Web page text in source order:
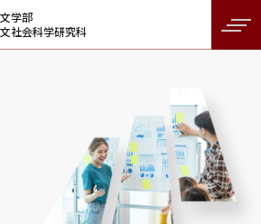
学部
社会科学研究科